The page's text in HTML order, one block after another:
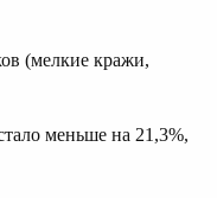
(мелкие кражи,
меньше на 21,3%,